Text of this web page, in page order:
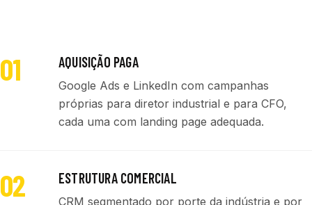
01 AQUISIÇÃO PAGA
Google Ads e LinkedIn com campanhas
próprias para diretor industrial e para CFO,
cada uma com landing page adequada.
02 ESTRUTURA COMERCIAL
CRM segmentado por porte da indústria e por